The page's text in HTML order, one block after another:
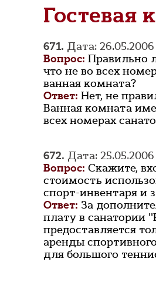
Гостевая
671. Дата: 26.05.2006
Вопрос: Правильно
что не во всех
ванная комната?
Ответ: Нет, не
Ванная комната
всех номерах
672. Дата: 25.05.2006
Вопрос: Скажите,
стоимость
спорт-инвентаря и
Ответ: За
плату в санатории
предоставляется
аренды
для большого